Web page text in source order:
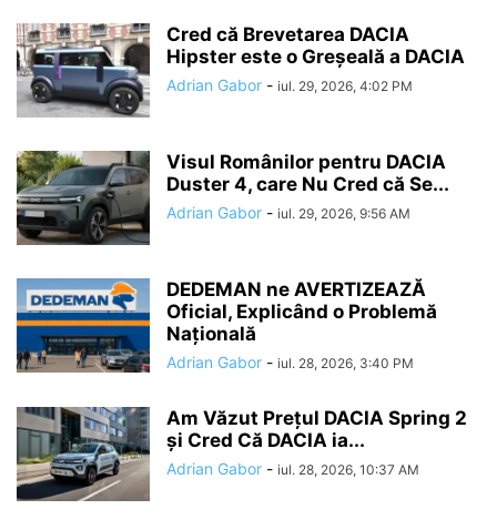
Cred că Brevetarea DACIA
Hipster este o Greșeală a DACIA
Adrian Gabor - iul. 29, 2026, 4:02 PM
Visul Românilor pentru DACIA
Duster 4, care Nu Cred că Se...
Adrian Gabor - iul. 29, 2026, 9:56 AM
DEDEMAN ne AVERTIZEAZĂ
Oficial, Explicând o Problemă
Națională
Adrian Gabor - iul. 28, 2026, 3:40 PM
Am Văzut Prețul DACIA Spring 2
și Cred Că DACIA ia...
Adrian Gabor - iul. 28, 2026, 10:37 AM